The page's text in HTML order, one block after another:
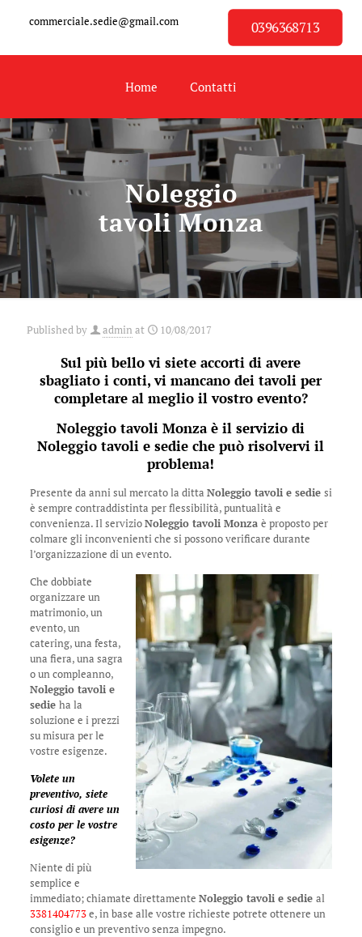
commerciale.sedie@gmail.com 0396368713
Home Contatti
Noleggio
tavoli Monza
Published by admin at 10/08/2017
Sul più bello vi siete accorti di avere
sbagliato i conti, vi mancano dei tavoli per
completare al meglio il vostro evento?
Noleggio tavoli Monzaè il servizio di
Noleggio tavoli e sedieche può risolvervi il
problema!
Presente da anni sul mercato la ditta Noleggio tavoli e sedie si
è sempre contraddistinta per flessibilità, puntualità e
convenienza. Il servizioNoleggio tavoli Monza è proposto per
colmare gli inconvenienti che si possono verificare durante
l’organizzazione di un evento.
Che dobbiate
organizzare un
matrimonio, un
evento, un
catering, una festa,
una fiera, una sagra
o un compleanno,
Noleggio tavoli e
sedie ha la
soluzione e i prezzi
su misura per le
vostre esigenze.
Volete un
preventivo, siete
curiosi di avere un
costo per le vostre
esigenze?
Niente di più
semplice e
immediato; chiamate direttamente Noleggio tavoli e sedie al
3381404773e, in base alle vostre richieste potrete ottenere un
consiglio e un preventivo senza impegno.